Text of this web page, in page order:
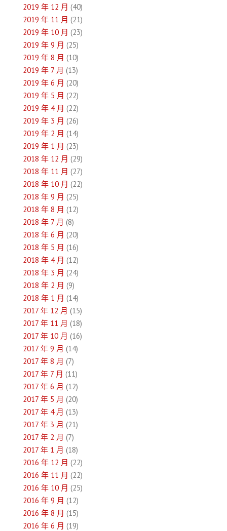
2019 年 12 月 (40)
2019 年 11 月 (21)
2019 年 10 月 (23)
2019 年 9 月 (25)
2019 年 8 月 (10)
2019 年 7 月 (13)
2019 年 6 月 (20)
2019 年 5 月 (22)
2019 年 4 月 (22)
2019 年 3 月 (26)
2019 年 2 月 (14)
2019 年 1 月 (23)
2018 年 12 月 (29)
2018 年 11 月 (27)
2018 年 10 月 (22)
2018 年 9 月 (25)
2018 年 8 月 (12)
2018 年 7 月 (8)
2018 年 6 月 (20)
2018 年 5 月 (16)
2018 年 4 月 (12)
2018 年 3 月 (24)
2018 年 2 月 (9)
2018 年 1 月 (14)
2017 年 12 月 (15)
2017 年 11 月 (18)
2017 年 10 月 (16)
2017 年 9 月 (14)
2017 年 8 月 (7)
2017 年 7 月 (11)
2017 年 6 月 (12)
2017 年 5 月 (20)
2017 年 4 月 (13)
2017 年 3 月 (21)
2017 年 2 月 (7)
2017 年 1 月 (18)
2016 年 12 月 (22)
2016 年 11 月 (22)
2016 年 10 月 (25)
2016 年 9 月 (12)
2016 年 8 月 (15)
2016 年 6 月 (19)